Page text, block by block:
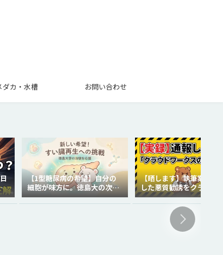
ダカ・水槽 お問い合わせ
【1型糖尿病の希望】自分の
細胞が味方に。徳島大の次世
代再生医療
【晒します】執筆案件で
した悪質勧誘をクラウド
クスに通報しました。